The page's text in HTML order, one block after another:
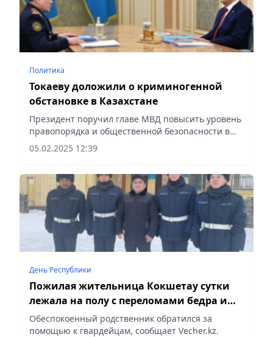
Политика
Токаеву доложили о криминогенной
обстановке в Казахстане
Президент поручил главе МВД повысить уровень
правопорядка и общественной безопасности в
стране
05.02.2025 12:39
День Республики
Пожилая жительница Кокшетау сутки
лежала на полу с переломами бедра и
плеча
Обеспокоенный родственник обратился за
помощью к гвардейцам, сообщает Vecher.kz.